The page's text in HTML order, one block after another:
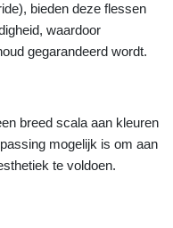
bieden deze flessen
waardoor
gegarandeerd wordt.
breed scala aan kleuren
mogelijk is om aan
te voldoen.